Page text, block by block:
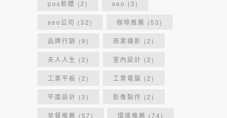
pos軟體 (2) seo (3)
seo公司 (32) 咖啡推薦 (53)
品牌行銷 (9) 商業攝影 (2)
夫人人生 (2) 室內設計 (2)
工業平板 (2) 工業電腦 (2)
平面設計 (3) 影像製作 (2)
早餐推薦 (57) 環境推薦 (74)